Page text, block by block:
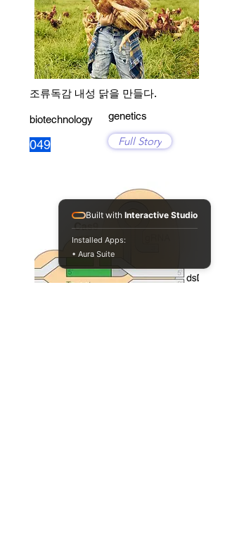
조류독감 내성 닭을 만들다.
biotechnology
049
genetics
Full Story
Built with Interactive Studio
Installed Apps:
• Aura Suite